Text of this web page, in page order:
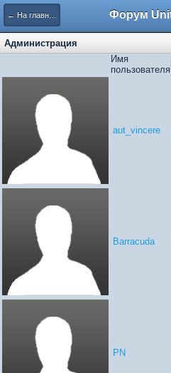
← На главную
Администрация
Имя
пользователя
aut_vincere
Barracuda
PN